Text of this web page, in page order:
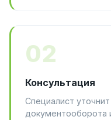
02
Консультация
Специалист
документооборота